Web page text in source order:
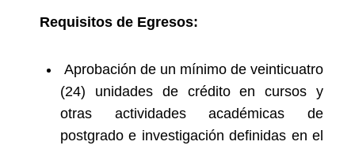
Requisitos de Egresos:
Aprobación de un mínimo de veinticuatro
(24) unidades de crédito en cursos y
otras actividades académicas de
postgrado e investigación definidas en el